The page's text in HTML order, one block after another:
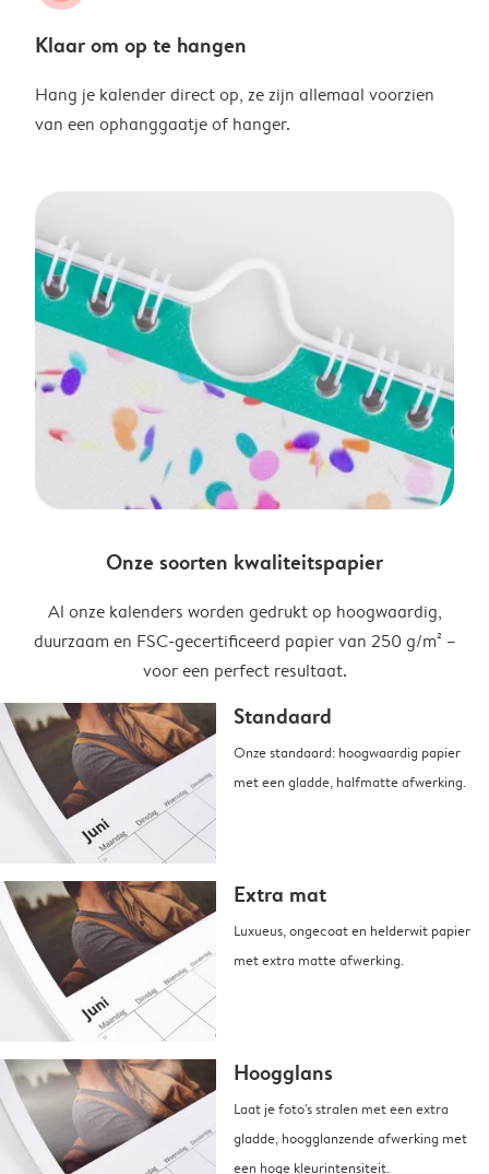
Klaar om op te hangen
Hang je kalender direct op, ze zijn allemaal voorzien
van een ophanggaatje of hanger.
Onze soorten kwaliteitspapier
Al onze kalenders worden gedrukt op hoogwaardig,
duurzaam en FSC-gecertificeerd papier van 250 g/m² –
voor een perfect resultaat.
Standaard
Onze standaard: hoogwaardig papier
met een gladde, halfmatte afwerking.
Extra mat
Luxueus, ongecoat en helderwit papier
met extra matte afwerking.
Hoogglans
Laat je foto's stralen met een extra
gladde, hoogglanzende afwerking met
een hoge kleurintensiteit.